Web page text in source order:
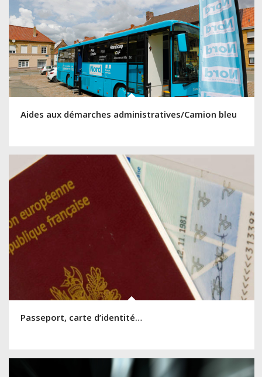
Aides aux démarches administratives/Camion bleu
Passeport, carte d’identité…